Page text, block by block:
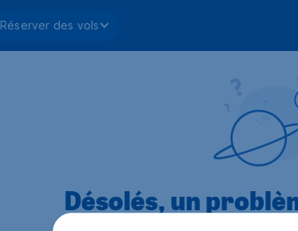
Réserver des vols
Désolés, un